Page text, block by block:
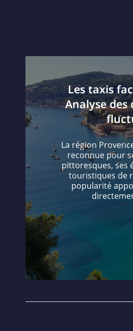
Les taxis
Analyse
La région
reconnue pour
pittoresques, ses
touristiques de
popularité